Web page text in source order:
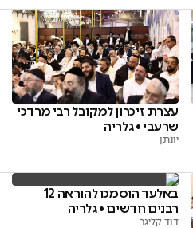
עצרת זיכרון למקובל רבי מרדכי
שרעבי • גלריה
יונתן
באלעד הוסמכו להוראה 12
רבנים חדשים • גלריה
דוד קליגר